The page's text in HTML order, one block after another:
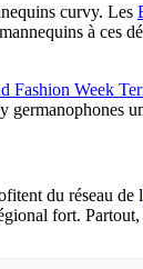
curvy. Les
à ces
Fashion Week
germanophones
du réseau de
fort.